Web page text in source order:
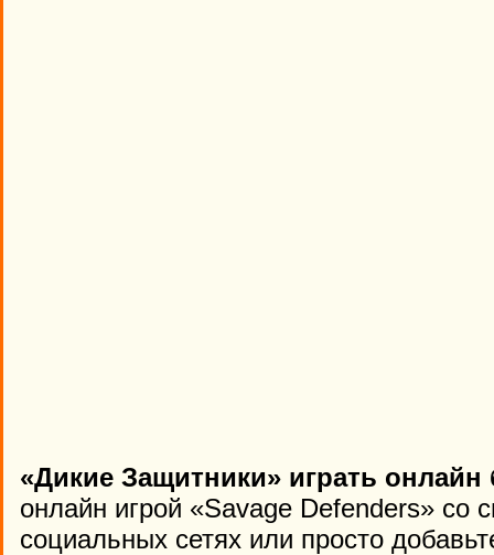
«Дикие Защитники» играть онлайн
онлайн игрой «Savage Defenders» со
социальных сетях или просто